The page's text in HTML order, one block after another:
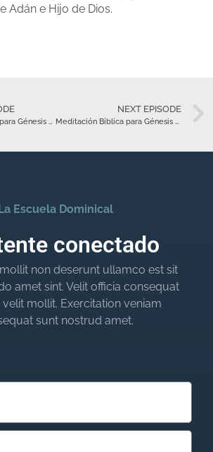
Adán e Hijo de Dios.
Meditación Bíblica para Génesis 5 – Enero 5
NEXT EPISODE
Meditación Bíblica para Génesis 5 – Enero 5
Escuela Dominical
conectado
non deserunt ullamco est sit
amet sint. Velit officia consequat
mollit. Exercitation veniam
sunt nostrud amet.